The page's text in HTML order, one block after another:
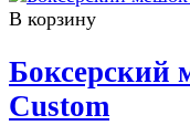
В корзину
Боксерский
Custom